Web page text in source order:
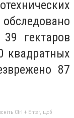
гектаров
квадратных
87
Ctrl + Enter, щоб